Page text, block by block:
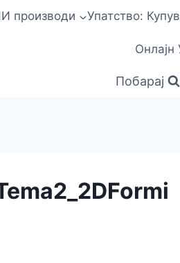
производи Упатство:
Побарај